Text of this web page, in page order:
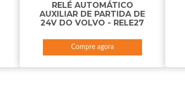
RELÉ AUTOMÁTICO
AUXILIAR DE PARTIDA DE
24V DO VOLVO - RELE27
Compre agora